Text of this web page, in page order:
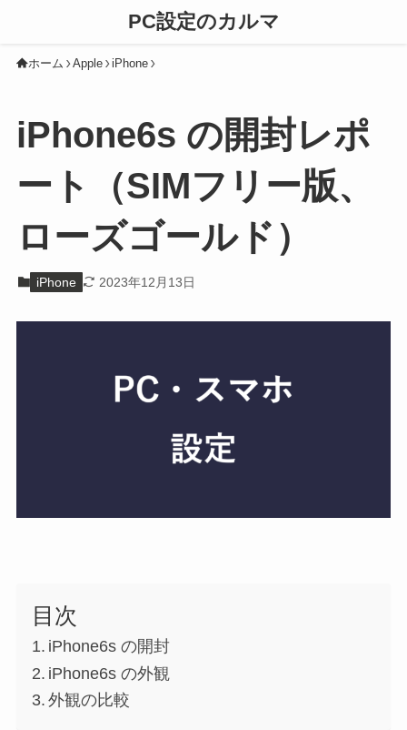
PC設定のカルマ
ホーム Apple iPhone
iPhone6s の開封レポ
ート（SIMフリー版、
ローズゴールド）
iPhone 2023年12月13日
目次
iPhone6s の開封
iPhone6s の外観
外観の比較